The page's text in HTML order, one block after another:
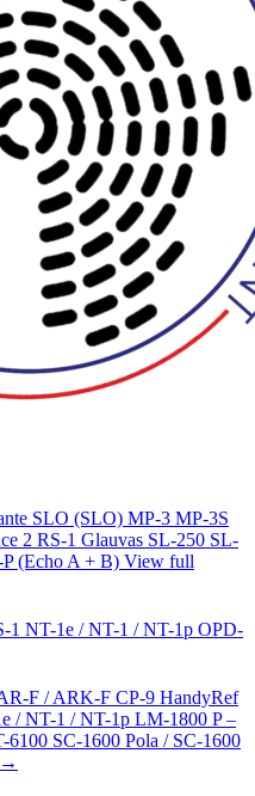
SLO (SLO) MP-3 MP-3S
2 RS-1 Glauvas SL-250 SL-
(Echo A + B) View full
1 NT-1e / NT-1 / NT-1p OPD-
F / ARK-F CP-9 HandyRef
/ NT-1 / NT-1p LM-1800 P –
6100 SC-1600 Pola / SC-1600
→